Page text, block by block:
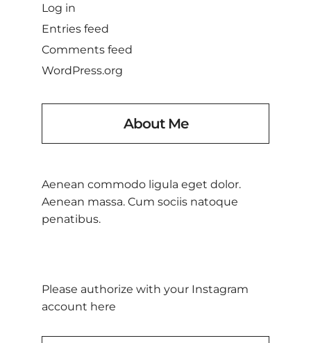
Log in
Entries feed
Comments feed
WordPress.org
About Me
Aenean commodo ligula eget dolor.
Aenean massa. Cum sociis natoque
penatibus.
Please authorize with your Instagram
account here